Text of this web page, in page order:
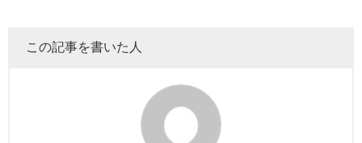
この記事を書いた人